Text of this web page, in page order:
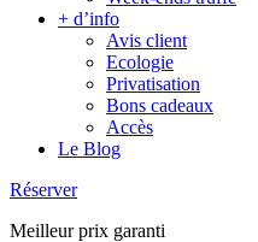
+ d’info
Avis client
Ecologie
Privatisation
Bons cadeaux
Accès
Le Blog
Réserver
Meilleur prix garanti